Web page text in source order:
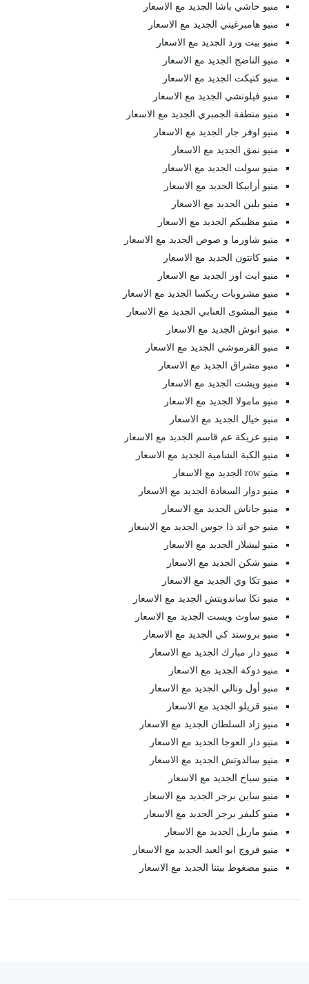
منيو حاشي باشا الجديد مع الاسعار
منيو هامبرغيني الجديد مع الاسعار
منيو بيت ورد الجديد مع الاسعار
منيو الناضج الجديد مع الاسعار
منيو كتيكت الجديد مع الاسعار
منيو فيلوتشي الجديد مع الاسعار
منيو منطقة الجمبري الجديد مع الاسعار
منيو اوفر جار الجديد مع الاسعار
منيو نمق الجديد مع الاسعار
منيو سولت الجديد مع الاسعار
منيو أرابيكا الجديد مع الاسعار
منيو بلبن الجديد مع الاسعار
منيو مظبيكم الجديد مع الاسعار
منيو شاورما و صوص الجديد مع الاسعار
منيو كانتون الجديد مع الاسعار
منيو ايت اوز الجديد مع الاسعار
منيو مشروبات ريكسا الجديد مع الاسعار
منيو المشوى العنابي الجديد مع الاسعار
منيو انوش الجديد مع الاسعار
منيو القرموشي الجديد مع الاسعار
منيو مشراق الجديد مع الاسعار
منيو ويشت الجديد مع الاسعار
منيو مامولا الجديد مع الاسعار
منيو خيال الجديد مع الاسعار
منيو عريكة عم قاسم الجديد مع الاسعار
منيو الكبة الشامية الجديد مع الاسعار
منيو row الجديد مع الاسعار
منيو دوار السعادة الجديد مع الاسعار
منيو جاناش الجديد مع الاسعار
منيو جو اند ذا جوس الجديد مع الاسعار
منيو ليشلاز الجديد مع الاسعار
منيو شكن الجديد مع الاسعار
منيو تكا وي الجديد مع الاسعار
منيو تكا ساندويتش الجديد مع الاسعار
منيو ساوث ويست الجديد مع الاسعار
منيو بروستد كي الجديد مع الاسعار
منيو دار مبارك الجديد مع الاسعار
منيو دوكة الجديد مع الاسعار
منيو أول وتالي الجديد مع الاسعار
منيو قريلو الجديد مع الاسعار
منيو زاد السلطان الجديد مع الاسعار
منيو دار العوجا الجديد مع الاسعار
منيو سالدوتش الجديد مع الاسعار
منيو سياخ الجديد مع الاسعار
منيو ساين برجر الجديد مع الاسعار
منيو كليفر برجر الجديد مع الاسعار
منيو ماربل الجديد مع الاسعار
منيو فروج ابو العبد الجديد مع الاسعار
منيو مضغوط بيتنا الجديد مع الاسعار